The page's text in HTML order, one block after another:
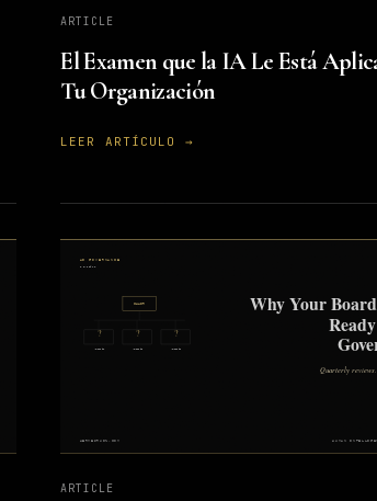
ARTICLE
El Examen que la IA Le Está
Tu Organización
LEER ARTÍCULO →
ARTICLE